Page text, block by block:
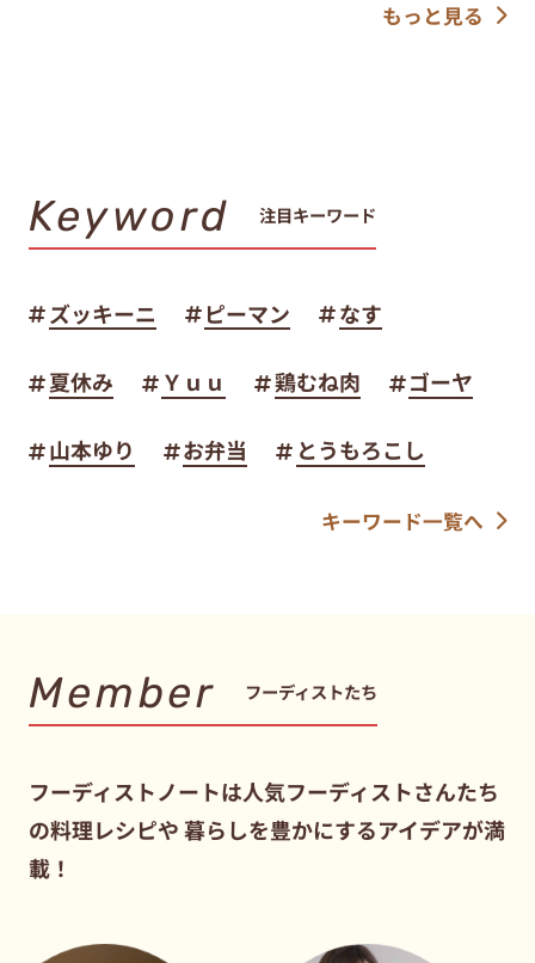
もっと見る
Keyword 注目キーワード
ズッキーニ ピーマン なす
夏休み Ｙｕｕ 鶏むね肉 ゴーヤ
山本ゆり お弁当 とうもろこし
キーワード一覧へ
Member フーディストたち
フーディストノートは人気フーディストさんたち
の料理レシピや暮らしを豊かにするアイデアが満
載！